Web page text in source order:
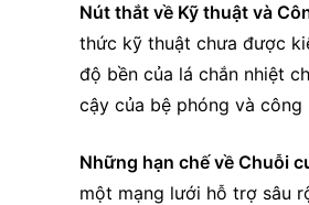
Nút thắt về Kỹ thuật và
thức kỹ thuật chưa được
độ bền của lá chắn nhiệt
cậy của bệ phóng và
Những hạn chế về Chuỗi
một mạng lưới hỗ trợ sâu